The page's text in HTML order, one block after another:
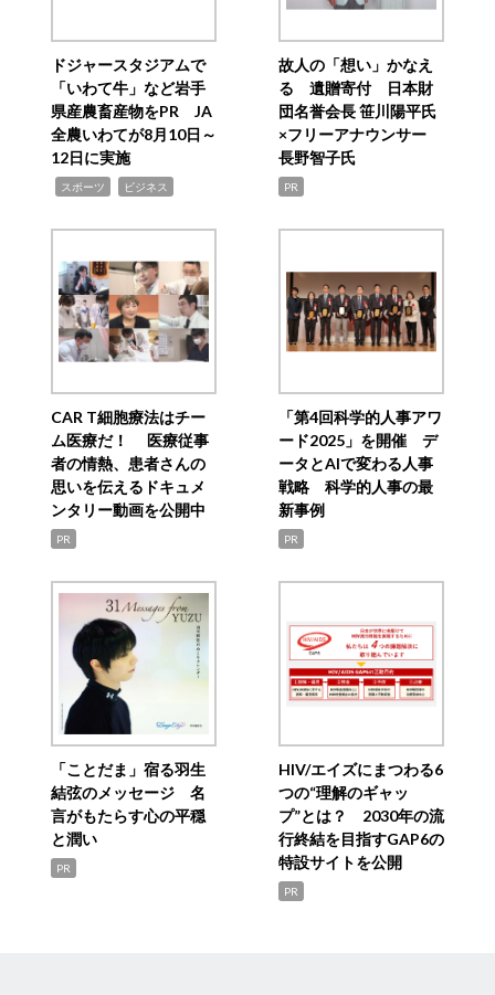
ドジャースタジアムで
「いわて牛」など岩手
県産農畜産物をPR JA
全農いわてが8月10日～
12日に実施
スポーツ ビジネス
故人の「想い」かなえ
る 遺贈寄付 日本財
団名誉会長 笹川陽平氏
×フリーアナウンサー
長野智子氏
PR
CAR T細胞療法はチー
ム医療だ！ 医療従事
者の情熱、患者さんの
思いを伝えるドキュメ
ンタリー動画を公開中
PR
「第4回科学的人事アワ
ード2025」を開催 デ
ータとAIで変わる人事
戦略 科学的人事の最
新事例
PR
「ことだま」宿る羽生
結弦のメッセージ 名
言がもたらす心の平穏
と潤い
PR
HIV/エイズにまつわる6
つの“理解のギャッ
プ”とは？ 2030年の流
行終結を目指すGAP6の
特設サイトを公開
PR